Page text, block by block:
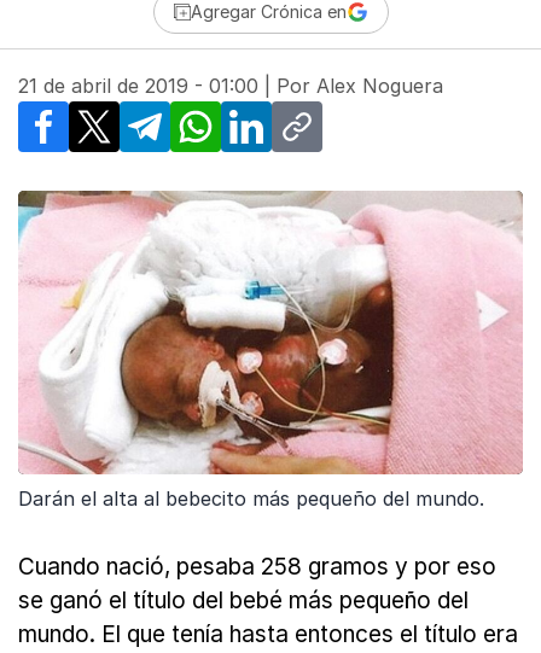
Agregar Crónica en
21 de abril de 2019 - 01:00 | Por Alex Noguera
Facebook
X TelegramWhatsApp
LinkedInCopy link
Darán el alta al bebecito más pequeño del mundo.
Cuando nació, pesaba 258 gramos y por eso
se ganó el título del bebé más pequeño del
mundo. El que tenía hasta entonces el título era